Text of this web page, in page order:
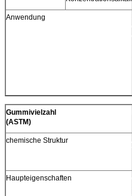
Anwendung
Gummivielzahl
(ASTM)
chemische Struktur
Haupteigenschaften